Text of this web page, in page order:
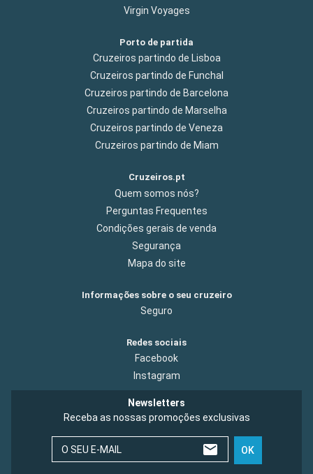
Virgin Voyages
Porto de partida
Cruzeiros partindo de Lisboa
Cruzeiros partindo de Funchal
Cruzeiros partindo de Barcelona
Cruzeiros partindo de Marselha
Cruzeiros partindo de Veneza
Cruzeiros partindo de Miam
Cruzeiros.pt
Quem somos nós?
Perguntas Frequentes
Condições gerais de venda
Segurança
Mapa do site
Informações sobre o seu cruzeiro
Seguro
Redes sociais
Facebook
Instagram
Newsletters
Receba as nossas promoções exclusivas
O SEU E-MAIL OK